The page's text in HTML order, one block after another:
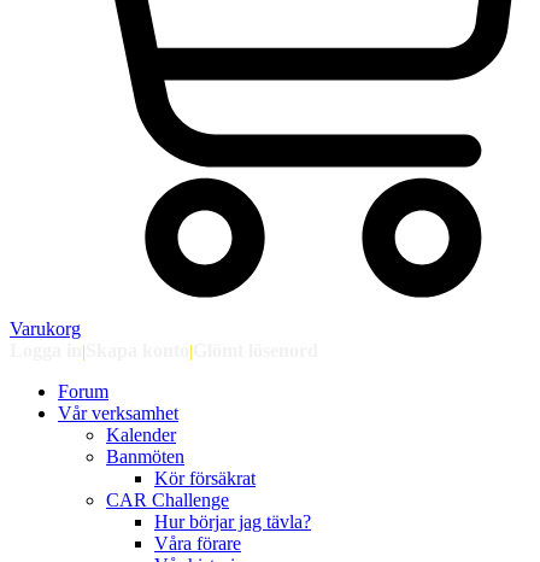
Varukorg
| |
Forum
Vår verksamhet
Kalender
Banmöten
Kör försäkrat
CAR Challenge
Hur börjar jag tävla?
Våra förare